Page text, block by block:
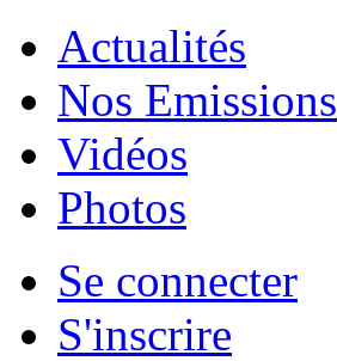
Actualités
Nos Emissions
Vidéos
Photos
Se connecter
S'inscrire